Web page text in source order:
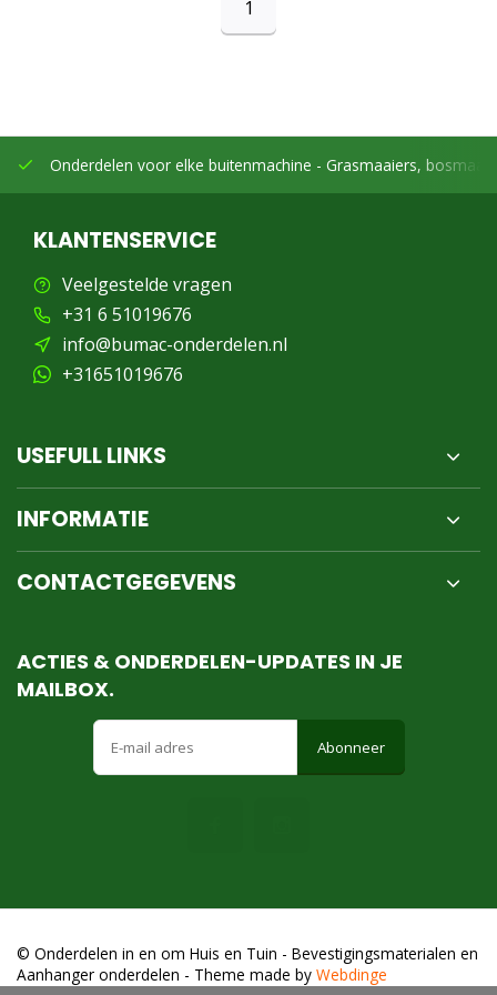
1
Onderdelen voor elke buitenmachine - Grasmaaiers,
KLANTENSERVICE
Veelgestelde vragen
+31 6 51019676
info@bumac-onderdelen.nl
+31651019676
USEFULL LINKS
INFORMATIE
CONTACTGEGEVENS
ACTIES & ONDERDELEN-UPDATES IN JE
MAILBOX.
Abonneer
© Onderdelen in en om Huis en Tuin - Bevestigingsmaterialen en
Aanhanger onderdelen - Theme made by Webdinge